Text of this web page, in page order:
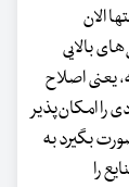
الان
بالایی
یعنی اصلاح
را امکان‌پذیر
بگیرد به
را